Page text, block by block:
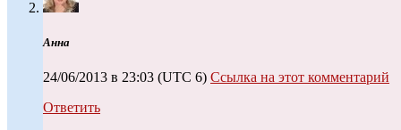
Анна
24/06/2013 в 23:03 (UTC 6) Ссылка на этот комментарий
Ответить